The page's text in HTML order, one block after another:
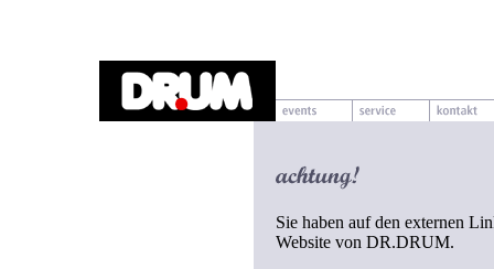
Sie haben auf den externen
Website von DR.DRUM.